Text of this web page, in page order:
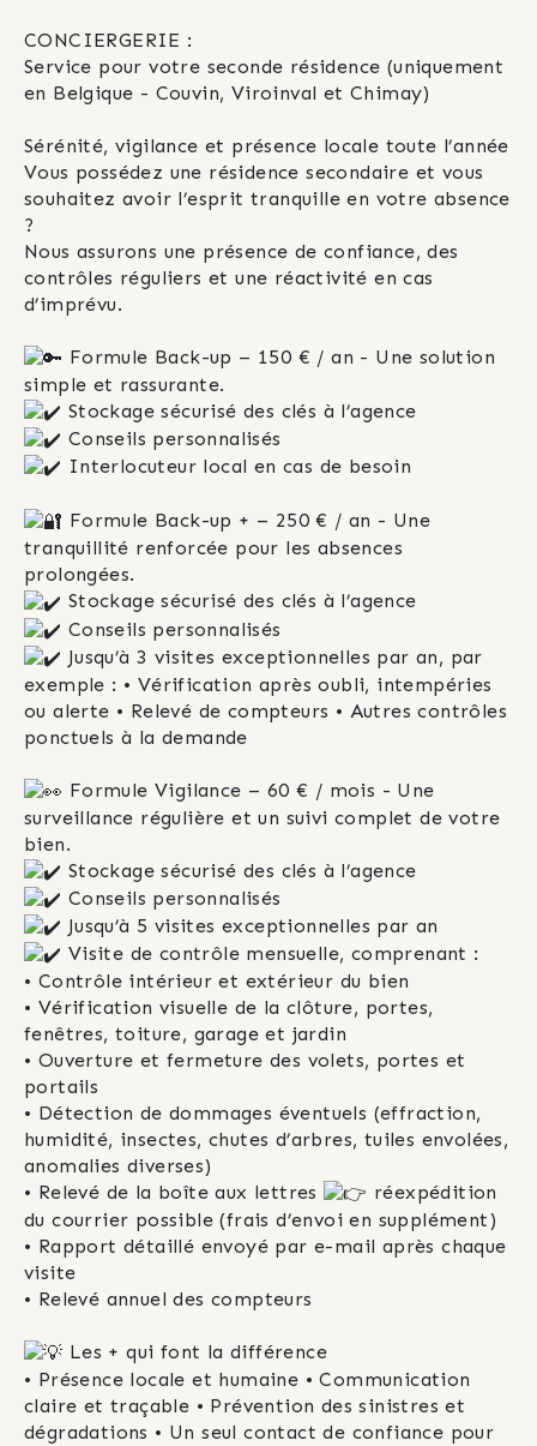
CONCIERGERIE :
Service pour votre seconde résidence (uniquement
en Belgique - Couvin, Viroinval et Chimay)
Sérénité, vigilance et présence locale toute l’année
Vous possédez une résidence secondaire et vous
souhaitez avoir l’esprit tranquille en votre absence
?
Nous assurons une présence de confiance, des
contrôles réguliers et une réactivité en cas
d’imprévu.
Formule Back-up – 150 € / an - Une solution
simple et rassurante.
Stockage sécurisé des clés à l’agence
Conseils personnalisés
Interlocuteur local en cas de besoin
Formule Back-up + – 250 € / an - Une
tranquillité renforcée pour les absences
prolongées.
Stockage sécurisé des clés à l’agence
Conseils personnalisés
Jusqu’à 3 visites exceptionnelles par an, par
exemple : • Vérification après oubli, intempéries
ou alerte • Relevé de compteurs • Autres contrôles
ponctuels à la demande
Formule Vigilance – 60 € / mois - Une
surveillance régulière et un suivi complet de votre
bien.
Stockage sécurisé des clés à l’agence
Conseils personnalisés
Jusqu’à 5 visites exceptionnelles par an
Visite de contrôle mensuelle, comprenant :
• Contrôle intérieur et extérieur du bien
• Vérification visuelle de la clôture, portes,
fenêtres, toiture, garage et jardin
• Ouverture et fermeture des volets, portes et
portails
• Détection de dommages éventuels (effraction,
humidité, insectes, chutes d’arbres, tuiles envolées,
anomalies diverses)
• Relevé de la boîte aux lettres
réexpédition
du courrier possible (frais d’envoi en supplément)
• Rapport détaillé envoyé par e-mail après chaque
visite
• Relevé annuel des compteurs
Les + qui font la différence
• Présence locale et humaine • Communication
claire et traçable • Prévention des sinistres et
dégradations • Un seul contact de confiance pour